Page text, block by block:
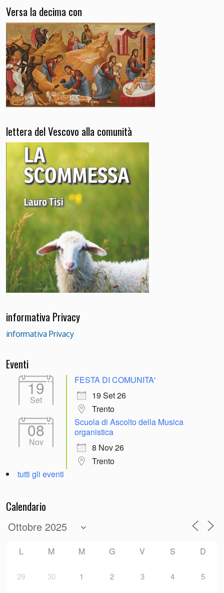
Versa la decima con
lettera del Vescovo alla comunità
informativa Privacy
informativa Privacy
Eventi
19
Set
FESTA DI COMUNITA'
19 Set 26
Trento
08
Nov
Scuola di Ascolto della Musica
organistica
8 Nov 26
Trento
tutti gli eventi
Calendario
L M M G V S D
29 30 1 2 3 4 5